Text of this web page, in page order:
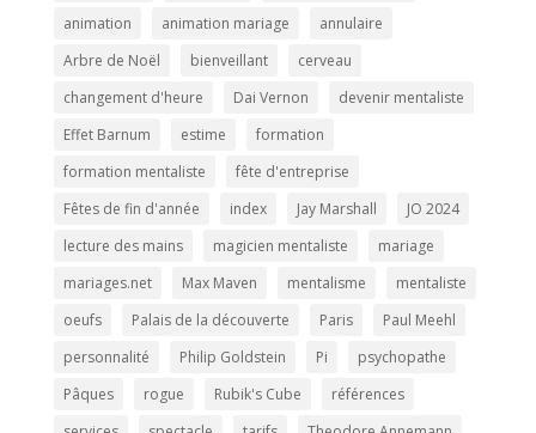
animation
animation mariage
annulaire
Arbre de Noël
bienveillant
cerveau
changement d'heure
Dai Vernon
devenir mentaliste
Effet Barnum
estime
formation
formation mentaliste
fête d'entreprise
Fêtes de fin d'année
index Jay Marshall
JO 2024
lecture des mains
magicien mentaliste
mariage
mariages.net
Max Maven mentalisme
mentaliste
oeufs
Palais de la découverte Paris
Paul Meehl
personnalité
Philip Goldstein Pi
psychopathe
Pâques
rogue Rubik's Cube
références